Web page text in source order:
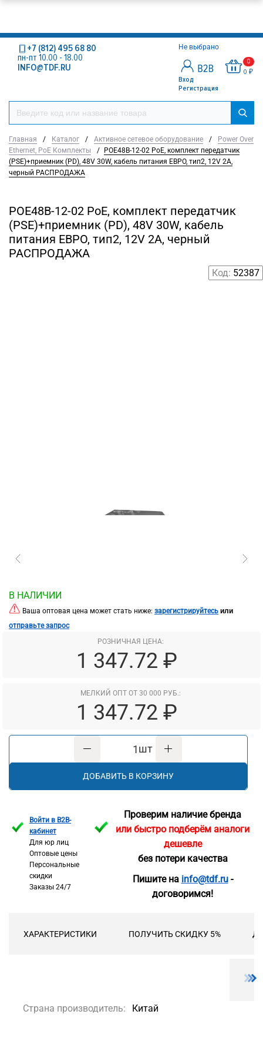
Не выбрано
Вход
Регистрация
0
0 ₽
+7 (812) 495 68 80
пн-пт 10.00 - 18.00
INFO@TDF.RU
Главная / Каталог / Активное сетевое оборудование /
Power Over
Ethernet, PoE Комплекты
/
POE48B-12-02 PoE, комплект передатчик
(PSE)+приемник (PD), 48V 30W, кабель питания ЕВРО, тип2, 12V 2A,
черный РАСПРОДАЖА
POE48B-12-02 PoE, комплект передатчик
(PSE)+приемник (PD), 48V 30W, кабель
питания ЕВРО, тип2, 12V 2A, черный
РАСПРОДАЖА
Код: 52387
В НАЛИЧИИ
Ваша оптовая цена может стать ниже: зарегистрируйтесь или
отправьте запрос
РОЗНИЧНАЯ ЦЕНА:
1 347.72 ₽
МЕЛКИЙ ОПТ ОТ 30 000 РУБ.:
1 347.72 ₽
шт
ДОБАВИТЬ В КОРЗИНУ
Войти в B2B-
кабинет
Для юр лиц
Оптовые цены
Персональные
скидки
Заказы 24/7
Проверим наличие бренда
или быстро подберём аналоги
дешевле
без потери качества
Пишите на info@tdf.ru-
договоримся!
ХАРАКТЕРИСТИКИ ПОЛУЧИТЬ СКИДКУ 5%
Страна производитель: Китай